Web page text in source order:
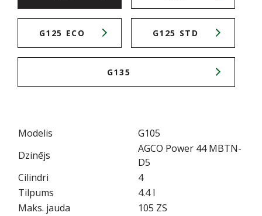
G125 ECO G125 STD
G135
Modelis
G105
Dzinējs
AGCO Power 44 MBTN-
D5
Cilindri
4
Tilpums
4.4 l
Maks. jauda
105 ZS